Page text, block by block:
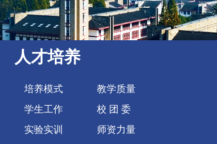
人才培养
培养模式
教学质量
学生工作
校 团 委
实验实训
师资力量